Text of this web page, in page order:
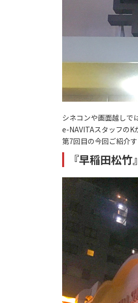
シネコンや画面越しで
e-NAVITAスタッフの
第7回目の今回ご紹介
『早稲田松竹』